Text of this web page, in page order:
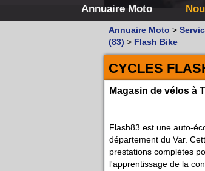
Annuaire Moto
Annuaire Moto >
(83) > Flash Bike
CYCLES
Magasin de vélos à
Flash83 est une auto-
département du Var.
prestations complètes
l'apprentissage de la